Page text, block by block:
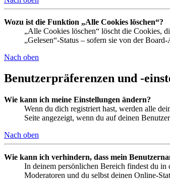
Wozu ist die Funktion „Alle Cookies löschen“?
„Alle Cookies löschen“ löscht die Cookies,
„Gelesen“-Status – sofern sie von der
Nach oben
Benutzerpräferenzen und -
Wie kann ich meine Einstellungen ändern?
Wenn du dich registriert hast, werden alle
Seite angezeigt, wenn du auf deinen
Nach oben
Wie kann ich verhindern, dass mein
In deinem persönlichen Bereich findest du
Moderatoren und du selbst deinen Online-